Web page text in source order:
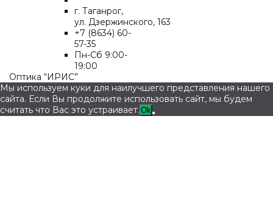
г. Таганрог,
ул. Дзержинского, 163
+7 (8634) 60-
57-35
Пн-Сб 9:00-
19:00
Оптика “ИРИС”
Мы используем куки для наилучшего представления нашего
сайта. Если Вы продолжите использовать сайт, мы будем
считать что Вас это устраивает. Ok